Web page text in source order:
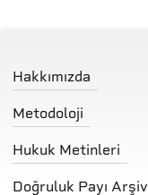
Hakkımızda
Metodoloji
Hukuk Metinleri
Doğruluk Payı Arşiv